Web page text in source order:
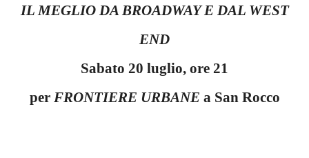
IL MEGLIO DA BROADWAY E DAL WEST
END
Sabato 20 luglio, ore 21
per FRONTIERE URBANE a San Rocco